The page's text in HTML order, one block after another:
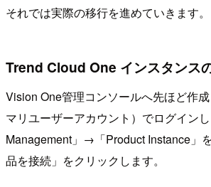
それでは実際の移行を進めていきます。
Trend Cloud One インスタンス
Vision One管理コンソールへ先ほど作
マリユーザーアカウント）でログイン
Management」→「Product Instance」
品を接続」をクリックします。